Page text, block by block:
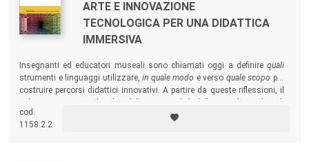
ARTE E INNOVAZIONE
TECNOLOGICA PER UNA DIDATTICA
IMMERSIVA
Insegnanti ed educatori museali sono chiamati oggi a definire quali
strumenti e linguaggi utilizzare,in quale modo e verso quale scopo per
costruire percorsi didattici innovativi. A partire da queste riflessioni, il
tanto nella lettura, comprensione e apprezzamento dell’arte quanto
nello sviluppo del processo creativo dei giovani.
cod.
1158.2.2